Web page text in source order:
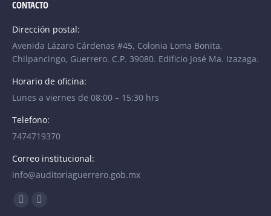
CONTACTO
Dirección postal:
Avenida Lázaro Cárdenas #45, Colonia Loma Bonita,
Chilpancingo, Guerrero. C.P. 39080. Edificio José Ma. Izazaga.
Horario de oficina:
Lunes a viernes de 08:00 – 15:30 hrs
Telefono:
7474719370
Correo institucional:
info@auditoriaguerrero.gob.mx
Find us on: